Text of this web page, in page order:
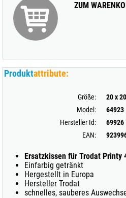
ZUM
Produktattribute:
Größe:
20 x
Model:
64923
Hersteller Id:
69926
EAN:
Ersatzkissen für Trodat Printy
Einfarbig getränkt
Hergestellt in Europa
Hersteller Trodat
schnelles, sauberes